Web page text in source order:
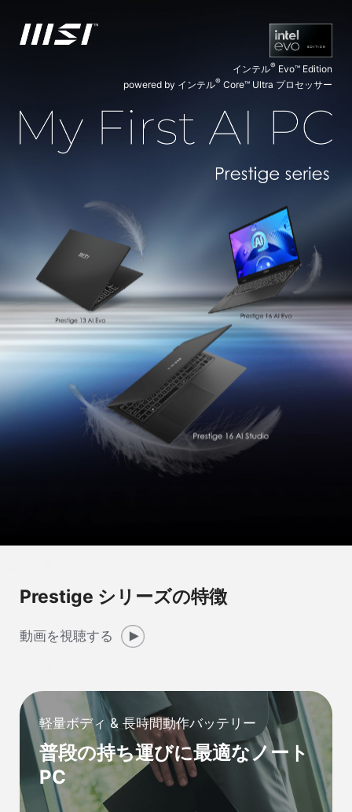
インテル® Evo™ Edition
powered by インテル® Core™ Ultra プロセッサー
Prestige シリーズの特徴
動画を視聴する
軽量ボディ & 長時間動作バッテリー
普段の持ち運びに最適なノート
PC